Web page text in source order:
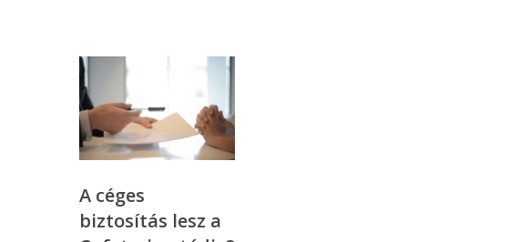
A céges
biztosítás lesz a